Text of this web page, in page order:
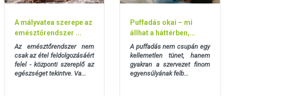
nem az orvosi kezelés helyettesítésére alkalmas!
ha az összetevők bármelyikére érzékeny vagy
A mályvatea szerepe az
emésztőrendszer ...
Az emésztőrendszer nem
csak az étel feldolgozásáért
felel - központi szereplő az
egészséget tekintve. Va...
Puffadás okai – mi
állhat a háttérben,...
A puffadás nem csupán egy
kellemetlen tünet, hanem
gyakran a szervezet finom
egyensúlyának felb...